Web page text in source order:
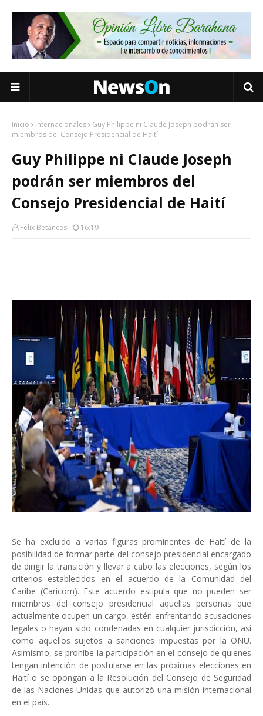
Inicio Internacionales
Guy Philippe ni Claude Joseph podrán ser
miembros del Consejo Presidencial de Haití
Guy Philippe ni Claude Joseph
podrán ser miembros del
Consejo Presidencial de Haití
Félix Betances 16:19
Se ha excluido a varias figuras prominentes de Haití de la
posibilidad de formar parte del consejo presidencial encargado
de dirigir la transición y llevar a cabo las elecciones, según los
criterios establecidos en el acuerdo de la Comunidad del
Caribe (Caricom). Este acuerdo estipula que no pueden ser
miembros del consejo presidencial aquellas personas que
actualmente ocupen un cargo, estén enfrentando acusaciones
legales o hayan sido condenadas en cualquier jurisdicción, así
como aquellos sujetos a sanciones impuestas por la ONU.
Asimismo, se prohíbe la participación en el consejo de quienes
tengan intención de postularse en las próximas elecciones en
Haití o se opongan a la Resolución del Consejo de Seguridad
de las Naciones Unidas que autorizó una misión internacional
en el país.